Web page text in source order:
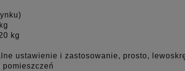
kg
ustawienie i zastosowanie, prosto,
pomieszczeń